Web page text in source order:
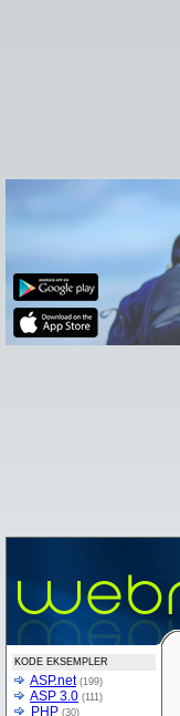
KODE EKSEMPLER
ASP.net (199)
ASP 3.0 (111)
PHP (30)